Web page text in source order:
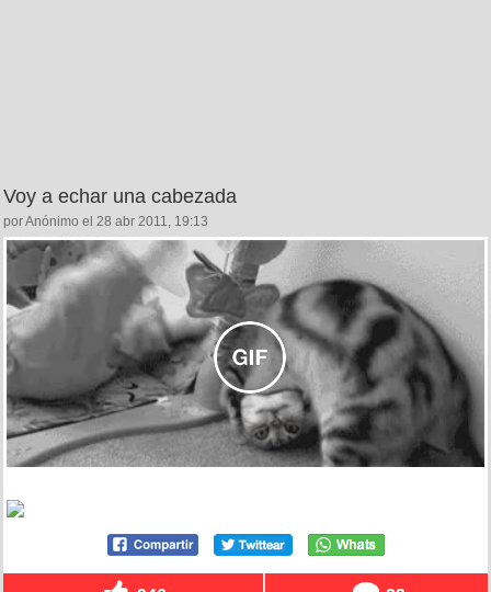
Voy a echar una cabezada
por Anónimo el 28 abr 2011, 19:13